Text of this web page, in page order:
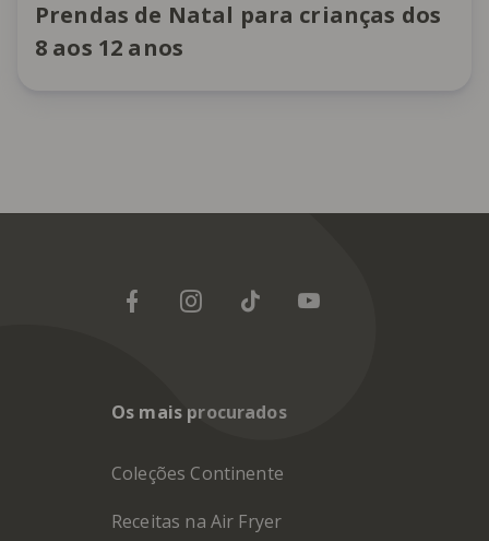
Prendas de Natal para crianças dos
8 aos 12 anos
Os mais procurados
Coleções Continente
Receitas na Air Fryer